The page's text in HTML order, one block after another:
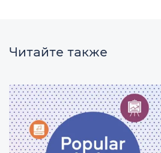
Читайте также